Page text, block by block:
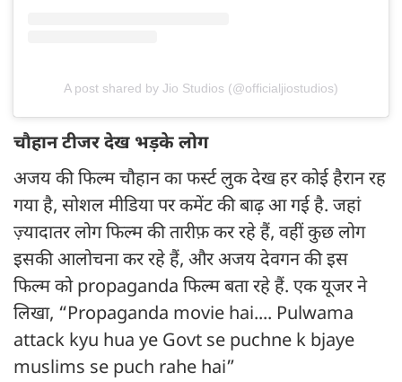
A post shared by Jio Studios (@officialjiostudios)
चौहान टीजर देख भड़के लोग
अजय की फिल्म चौहान का फर्स्ट लुक देख हर कोई हैरान रह
गया है, सोशल मीडिया पर कमेंट की बाढ़ आ गई है. जहां
ज़्यादातर लोग फिल्म की तारीफ़ कर रहे हैं, वहीं कुछ लोग
इसकी आलोचना कर रहे हैं, और अजय देवगन की इस
फिल्म को propaganda फिल्म बता रहे हैं. एक यूजर ने
लिखा, “Propaganda movie hai.... Pulwama
attack kyu hua ye Govt se puchne k bjaye
muslims se puch rahe hai”